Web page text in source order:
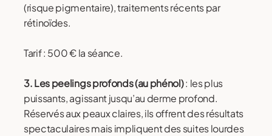
(risque pigmentaire), traitements récents par
rétinoïdes.
Tarif : 500 € la séance.
3. Les peelings profonds (au phénol): les plus
puissants, agissant jusqu’au derme profond.
Réservés aux peaux claires, ils offrent des résultats
spectaculaires mais impliquent des suites lourdes